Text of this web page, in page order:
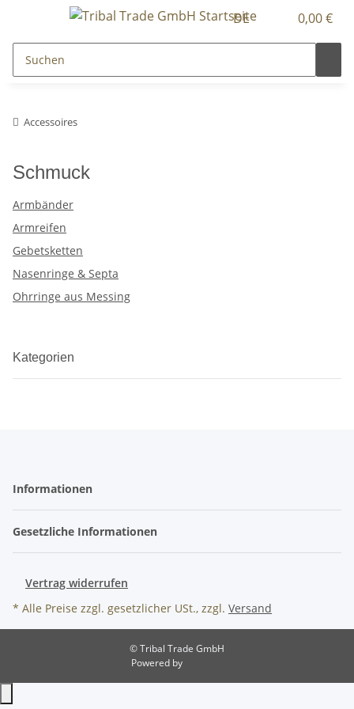
DE 0,00 €
Accessoires
Schmuck
Armbänder
Armreifen
Gebetsketten
Nasenringe & Septa
Ohrringe aus Messing
Kategorien
Informationen
Gesetzliche Informationen
Vertrag widerrufen
* Alle Preise zzgl. gesetzlicher USt., zzgl. Versand
© Tribal Trade GmbH
Powered by